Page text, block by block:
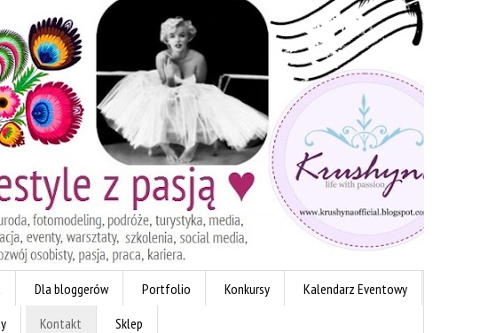
Dla bloggerów Portfolio Konkursy
Kalendarz Eventowy
Kontakt Sklep